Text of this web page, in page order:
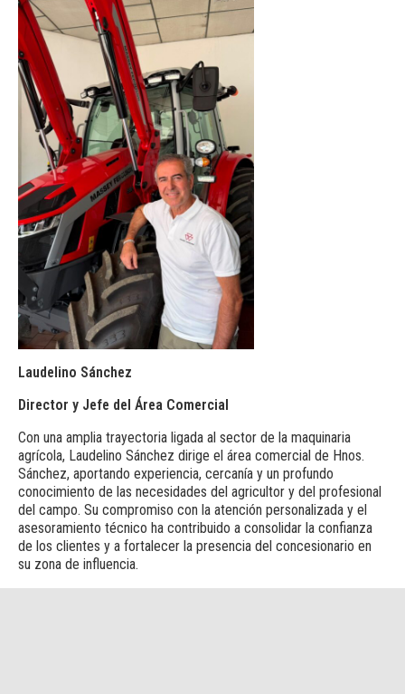
Laudelino Sánchez
Director y Jefe del Área Comercial
Con una amplia trayectoria ligada al sector de la maquinaria
agrícola, Laudelino Sánchez dirige el área comercial de Hnos.
Sánchez, aportando experiencia, cercanía y un profundo
conocimiento de las necesidades del agricultor y del profesional
del campo. Su compromiso con la atención personalizada y el
asesoramiento técnico ha contribuido a consolidar la confianza
de los clientes y a fortalecer la presencia del concesionario en
su zona de influencia.